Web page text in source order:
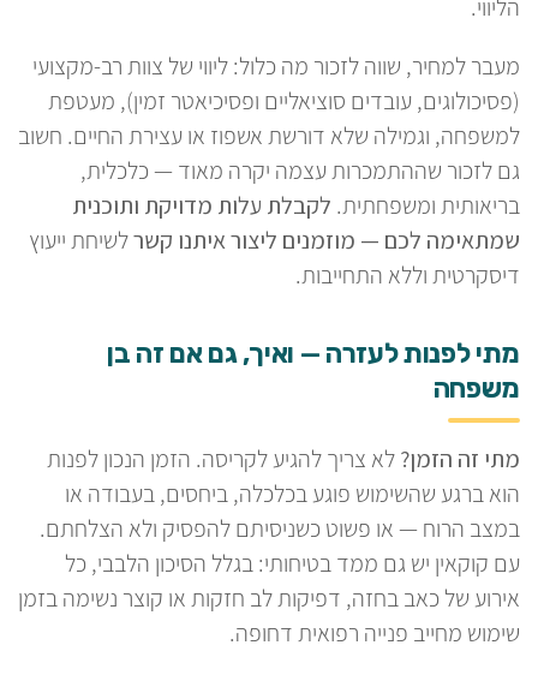
הליווי.
מעבר למחיר, שווה לזכור מה כלול: ליווי של צוות רב-מקצועי
(פסיכולוגים, עובדים סוציאליים ופסיכיאטר זמין), מעטפת
למשפחה, וגמילה שלא דורשת אשפוז או עצירת החיים. חשוב
גם לזכור שההתמכרות עצמה יקרה מאוד — כלכלית,
בריאותית ומשפחתית. לקבלת עלות מדויקת ותוכנית
שמתאימה לכם — מוזמנים ליצור איתנו קשרלשיחת ייעוץ
דיסקרטית וללא התחייבות.
מתי לפנות לעזרה — ואיך, גם אם זה בן
משפחה
מתי זה הזמן?לא צריך להגיע לקריסה. הזמן הנכון לפנות
הוא ברגע שהשימוש פוגע בכלכלה, ביחסים, בעבודה או
במצב הרוח — או פשוט כשניסיתם להפסיק ולא הצלחתם.
עם קוקאין יש גם ממד בטיחותי: בגלל הסיכון הלבבי, כל
אירוע של כאב בחזה, דפיקות לב חזקות או קוצר נשימה בזמן
שימוש מחייב פנייה רפואית דחופה.